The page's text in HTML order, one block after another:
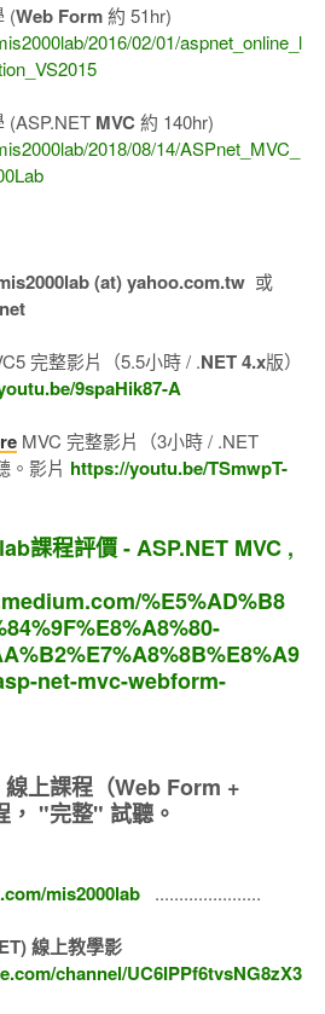
(Web Form約 51hr)
2016/02/01/aspnet_online_l
(ASP.NET MVC 約 140hr)
2018/08/14/ASPnet_MVC_
(at) yahoo.com.tw或
完整影片（5.5小時 / .NET 4.x版）
9spaHik87-A
MVC 完整影片（3小時 / .NET
。影片 https://youtu.be/TSmwpT-
課程評價 - ASP.NET MVC ,
%E5%AD%B8
net-mvc-webform-
上課程（Web Form +
， "完整" 試聽。
mis2000lab
......................
線上教學影
channel/UC6IPPf6tvsNG8zX3